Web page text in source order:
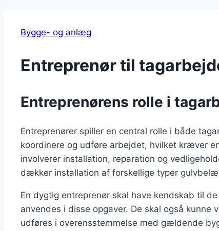
Bygge- og anlæg
Entreprenør til
Entreprenørens rolle i
Entreprenører spiller en central rolle i både
koordinere og udføre arbejdet, hvilket kræver
involverer installation, reparation og
dækker installation af forskellige typer
En dygtig entreprenør skal have kendskab til
anvendes i disse opgaver. De skal også
udføres i overensstemmelse med gældende